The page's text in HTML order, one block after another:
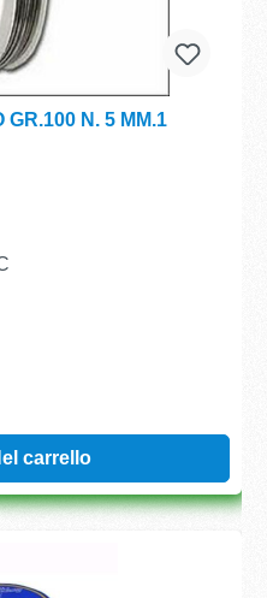
GR.100 N. 5 MM.1
carrello